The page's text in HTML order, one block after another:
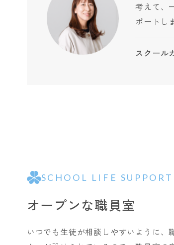
考えて、
ポートし
スクール
SCHOOL LIFE
オープンな職員室
いつでも生徒が相談しやすいように